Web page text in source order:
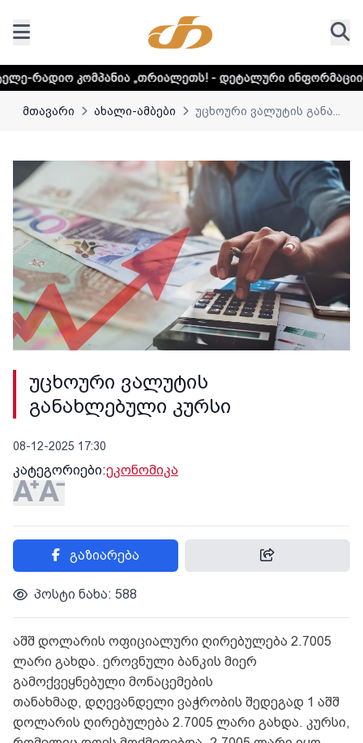
„თრიალეთს! - დეტალური ინფორმაციისთვის
მთავარი ახალი-ამბები უცხოური ვალუტის განა...
უცხოური ვალუტის
განახლებული კურსი
08-12-2025 17:30
კატეგორიები:ეკონომიკა
გაზიარება
პოსტი ნახა: 588
აშშ დოლარის ოფიციალური ღირებულება 2.7005
ლარი გახდა. ეროვნული ბანკის მიერ
გამოქვეყნებული მონაცემების
თანახმად, დღევანდელი ვაჭრობის შედეგად 1 აშშ
დოლარის ღირებულება 2.7005 ლარი გახდა. კურსი,